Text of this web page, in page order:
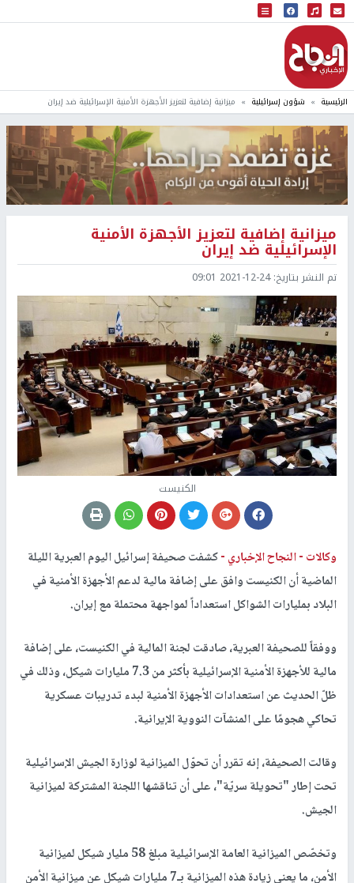
البث المباشر
إذاعة النجاح
الرئيسية شؤون إسرائيلية ميزانية إضافية لتعزيز الأجهزة الأمنية الإسرائيلية ضد إيران
ميزانية إضافية لتعزيز الأجهزة الأمنية
الإسرائيلية ضد إيران
تم النشر بتاريخ:2021-12-24 09:01
الكنيست
وكالات -النجاح الإخباري -كشفت صحيفة إسرائيل اليوم العبرية الليلة
الماضية أن الكنيست وافق على إضافة مالية لدعم الأجهزة الأمنية في
البلاد بمليارات الشواكل استعداداً لمواجهة محتملة مع إيران.
ووفقاً للصحيفة العبرية، صادقت لجنة المالية في الكنيست، على إضافة
مالية للأجهزة الأمنية الإسرائيلية بأكثر من 7.3 مليارات شيكل، وذلك في
ظلّ الحديث عن استعدادات الأجهزة الأمنية لبدء تدريبات عسكرية
تحاكي هجومًا على المنشآت النووية الإيرانية.
وقالت الصحيفة، إنه تقرر أن تحوّل الميزانية لوزارة الجيش الإسرائيلية
تحت إطار "تحويلة سريّة"، على أن تناقشها اللجنة المشتركة لميزانية
الجيش.
وتخصّص الميزانية العامة الإسرائيلية مبلغ 58 مليار شيكل لميزانية
الأمن، ما يعني زيادة هذه الميزانية بـ7 مليارات شيكل عن ميزانية الأمن